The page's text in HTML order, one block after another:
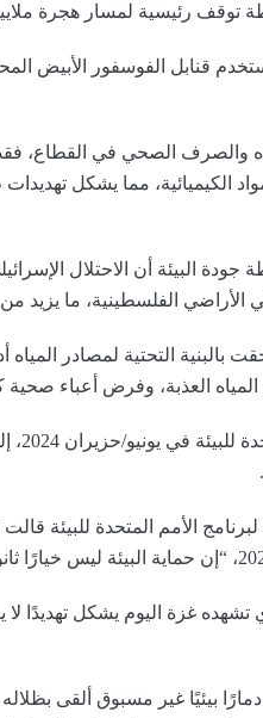
توقف رئيسية لمسار هجرة
قنابل الفوسفور الأبيض
والصرف الصحي في القطاع،
الكيميائية، مما يشكل تهديدات
الأراضي الفلسطينية، ما يزيد من
بالبنية التحتية لمصادر
المياه العذبة، وفرض أعباء صحية
لبرنامج الأمم المتحدة للبيئة
تشهده غزة اليوم يشكل تهديدًا
بيئيًا غير مسبوق ألقى بظلاله